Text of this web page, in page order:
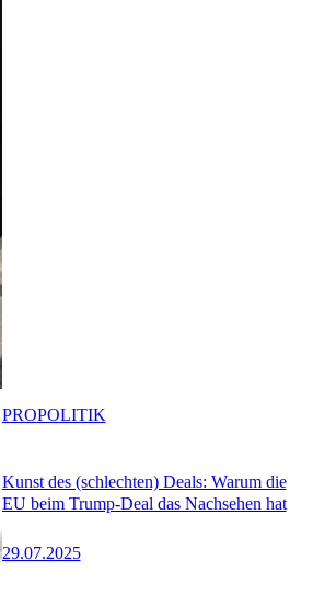
Kunst des (schlechten) Deals: Warum die
EU beim Trump-Deal das Nachsehen hat
29.07.2025
PROPOLITIK